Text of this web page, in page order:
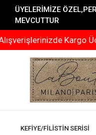
ÜYELERİMİZE
MEVCUTTUR
Kargo
KEFİYE/FİLİSTİN SERİSİ